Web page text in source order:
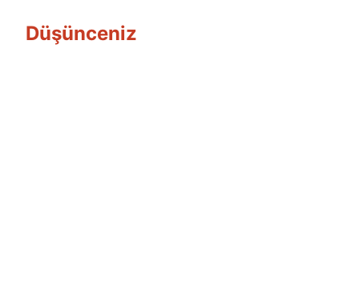
Düşünceniz